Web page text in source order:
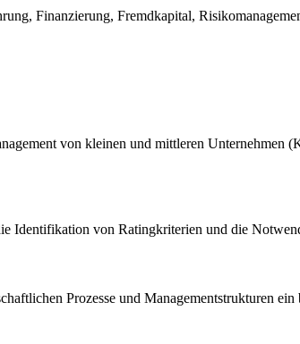
Finanzierung, Fremdkapital,
von kleinen und mittleren
von Ratingkriterien und die
Prozesse und Managementstrukturen